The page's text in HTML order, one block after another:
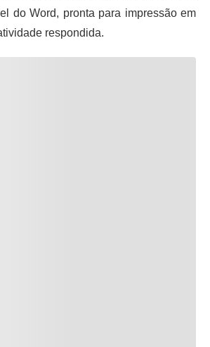
do Word, pronta para impressão em
respondida.